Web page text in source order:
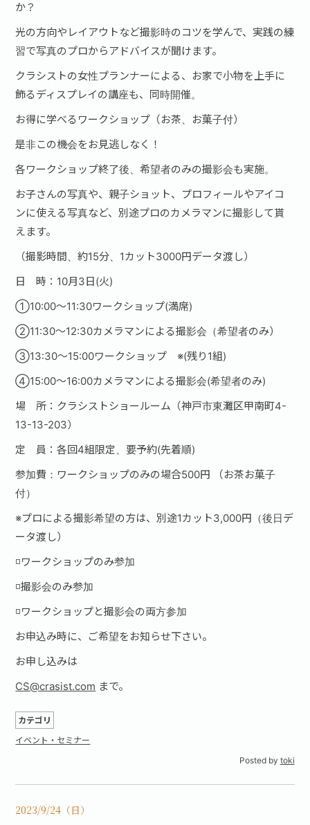
か？
光の方向やレイアウトなど撮影時のコツを学んで、実践の練
習で写真のプロからアドバイスが聞けます。
クラシストの女性プランナーによる、お家で小物を上手に
飾るディスプレイの講座も、同時開催。
お得に学べるワークショップ（お茶、お菓子付）
是非この機会をお見逃しなく！
各ワークショップ終了後、希望者のみの撮影会も実施。
お子さんの写真や、親子ショット、プロフィールやアイコ
ンに使える写真など、別途プロのカメラマンに撮影して貰
えます。
（撮影時間、約15分、1カット3000円データ渡し）
日 時：10月3日(火)
①10:00〜11:30ワークショップ(満席)
②11:30〜12:30カメラマンによる撮影会（希望者のみ）
③13:30〜15:00ワークショップ ※(残り1組)
④15:00〜16:00カメラマンによる撮影会(希望者のみ)
場 所：クラシストショールーム（神戸市東灘区甲南町4-
13-13-203）
定 員：各回4組限定、要予約(先着順)
参加費：ワークショップのみの場合500円 （お茶お菓子
付）
※プロによる撮影希望の方は、別途1カット3,000円（後日デ
ータ渡し）
◽ワークショップのみ参加
◽撮影会のみ参加
◽ワークショップと撮影会の両方参加
お申込み時に、ご希望をお知らせ下さい。
お申し込みは
CS@crasist.com まで。
カテゴリ
イベント・セミナー
Posted by toki
2023/9/24（日）